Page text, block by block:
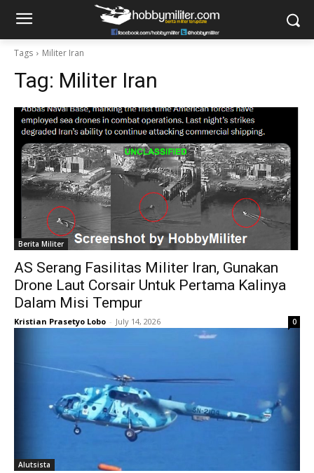
Tags Militer Iran
Tag: Militer Iran
Berita Militer
AS Serang Fasilitas Militer Iran, Gunakan
Drone Laut Corsair Untuk Pertama Kalinya
Dalam Misi Tempur
Kristian Prasetyo Lobo - July 14, 2026 0
Alutsista